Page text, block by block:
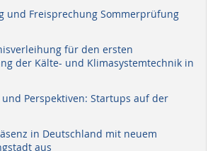
und Freisprechung Sommerprüfung
für den ersten
der Kälte- und Klimasystemtechnik in
Perspektiven: Startups auf der
in Deutschland mit neuem
aus